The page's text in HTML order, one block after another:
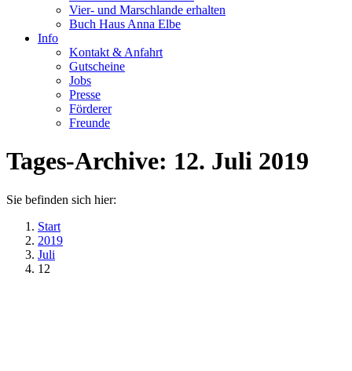
Vier- und Marschlande erhalten
Buch Haus Anna Elbe
Info
Kontakt & Anfahrt
Gutscheine
Jobs
Presse
Förderer
Freunde
Tages-Archive: 12. Juli 2019
Sie befinden sich hier:
Start
2019
Juli
12